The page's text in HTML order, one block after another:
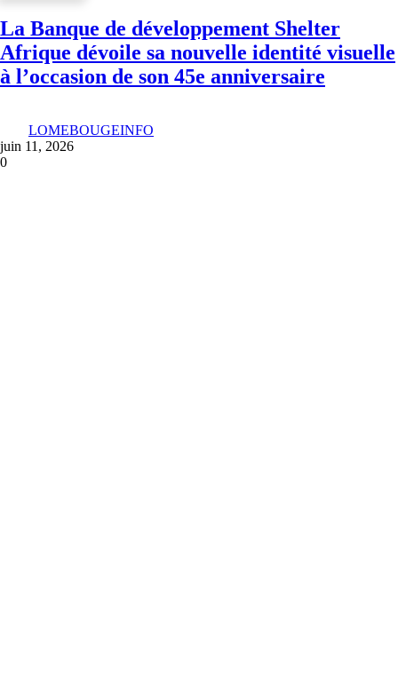
La Banque de développement Shelter
Afrique dévoile sa nouvelle identité visuelle
à l’occasion de son 45e anniversaire
LOMEBOUGEINFO
juin 11, 2026
0